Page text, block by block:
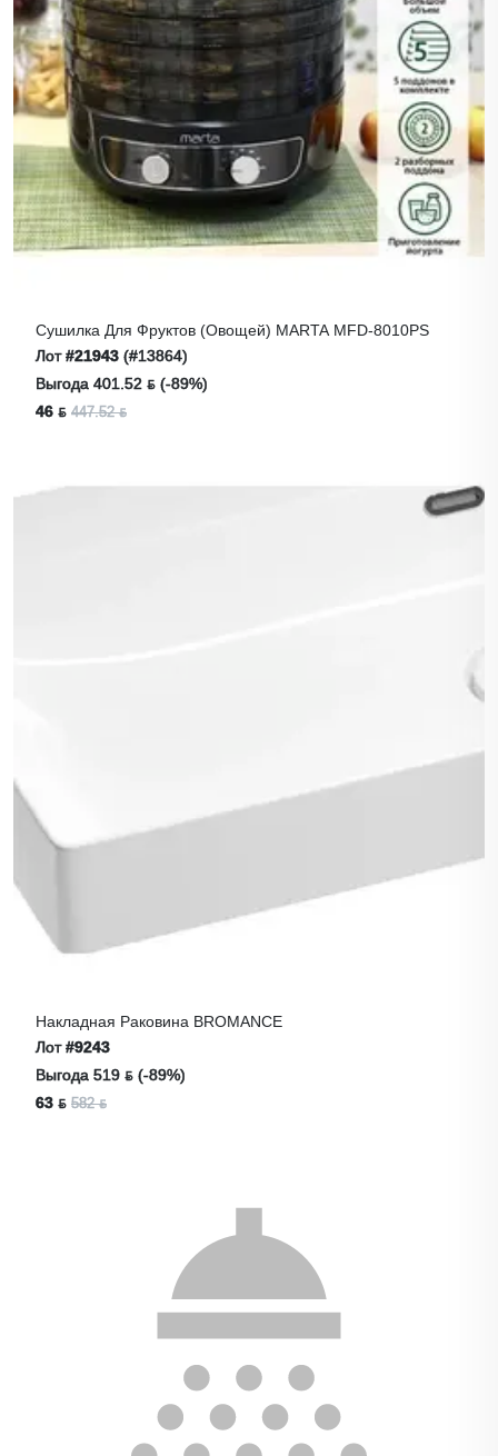
Сушилка Для Фруктов (овощей) MARTA MFD-8010PS
Лот#21943 (#13864)
Выгода 401.52 ƃ (-89%)
46 ƃ 447.52 ƃ
Накладная Раковина BROMANCE
Лот#9243
Выгода 519 ƃ (-89%)
63 ƃ 582 ƃ